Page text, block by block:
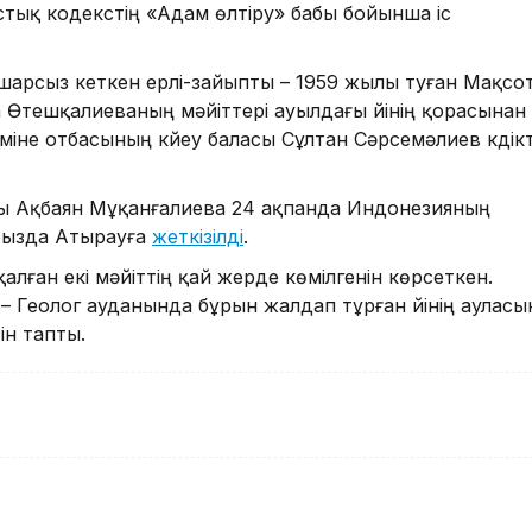
кодекстің «Адам өлтіру» бабы бойынша іс
кеткен ерлі-зайыпты – 1959 жылы туған
мәйіттері ауылдағы үйінің қорасынан
отбасының күйеу баласы Сұлтан Сәрсемәлиев
Ақбаян Мұқанғалиева 24 ақпанда Индонезияның
Атырауға жеткізілді.
екі мәйіттің қай жерде көмілгенін көрсеткен.
ауданында бұрын жалдап тұрған үйінің
тапты.